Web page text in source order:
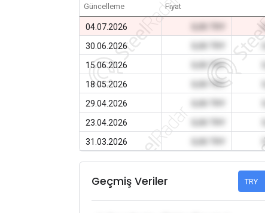
Güncelleme
Fiyat
04.07.2026
30.06.2026
15.06.2026
0,00 TRY
18.05.2026
0,00 TRY
29.04.2026
23.04.2026
31.03.2026
Geçmiş Veriler TRY